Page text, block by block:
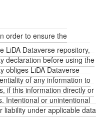
order to ensure the
LiDA Dataverse repository,
declaration before using the
obliges LiDA Dataverse
of any information to
if this information directly or
Intentional or unintentional
liability under applicable data